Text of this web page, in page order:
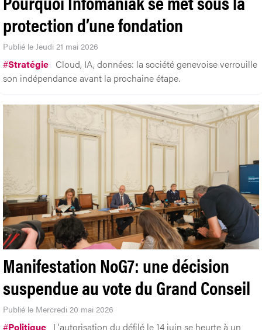
son indépendance avant la prochaine étape.
Manifestation NoG7: une décision
suspendue au vote du Grand Conseil
Publié le Mercredi 20 mai 2026
# Politique
L'autorisation du défilé le 14 juin se heurte à un
projet de loi du PLR qui prévoit une interdiction totale. Arnaud
Bürgin, directeur général de la FER Genève, dénonce une
décision «trop tardive» et lourde de risques.